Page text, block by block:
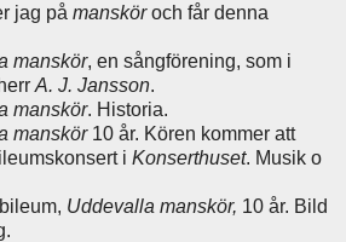
jag på mansköroch får denna
manskör, en sångförening, som i
A. J. Jansson.
manskör. Historia.
manskör10 år. Kören kommer att
i Konserthuset. Musik o
Uddevalla manskör, 10 år. Bild